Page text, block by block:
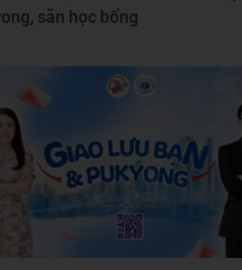
săn học bổng